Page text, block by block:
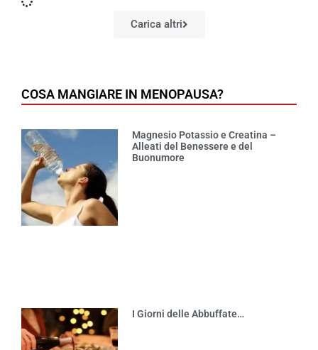
Carica altri
COSA MANGIARE IN MENOPAUSA?
Magnesio Potassio e Creatina –
Alleati del Benessere e del
Buonumore
I Giorni delle Abbuffate…